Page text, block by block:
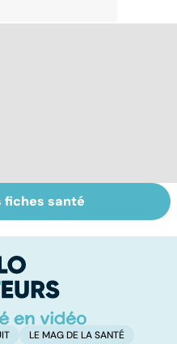
Faire du sport à
domicile, c'est
fiches santé
LE MAG DE LA SANTÉ